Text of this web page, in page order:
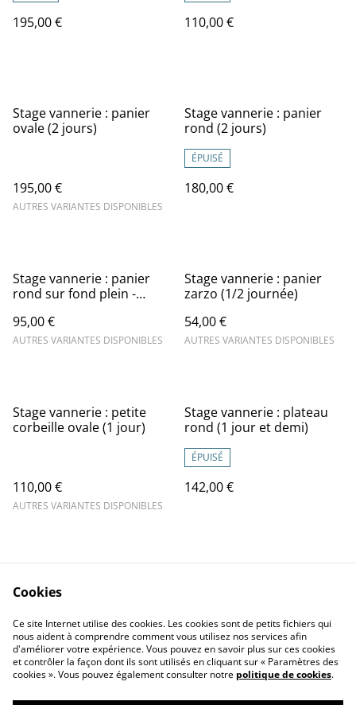
195,00 € 110,00 €
Stage vannerie : panier
ovale (2 jours)
195,00 €
AUTRES VARIANTES DISPONIBLES
Stage vannerie : panier
rond (2 jours)
ÉPUISÉ
180,00 €
Stage vannerie : panier
rond sur fond plein -
95,00 €
AUTRES VARIANTES DISPONIBLES
Stage vannerie : panier
zarzo (1/2 journée)
54,00 €
AUTRES VARIANTES DISPONIBLES
Stage vannerie : petite
corbeille ovale (1 jour)
110,00 €
AUTRES VARIANTES DISPONIBLES
Stage vannerie : plateau
rond (1 jour et demi)
ÉPUISÉ
142,00 €
Contact
Conditions
Confidentialité
Politique de cookies
Cookies
Ce site Internet utilise des cookies. Les cookies sont de petits fichiers qui
nous aident à comprendre comment vous utilisez nos services afin
d'améliorer votre expérience. Vous pouvez en savoir plus sur ces cookies
et contrôler la façon dont ils sont utilisés en cliquant sur « Paramètres des
cookies ». Vous pouvez également consulter notre politique de cookies.